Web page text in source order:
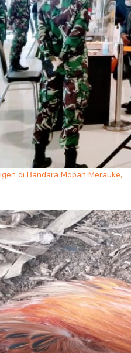
di Bandara Mopah Merauke,